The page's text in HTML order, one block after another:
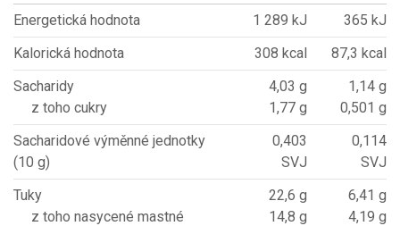
Energetická hodnota
1 289 kJ
365 kJ
Kalorická hodnota
308 kcal
87,3 kcal
Sacharidy
z toho cukry
4,03 g
1,77 g
1,14 g
0,501 g
Sacharidové výměnné jednotky
(10 g)
0,403
SVJ
0,114
SVJ
Tuky
z toho nasycené mastné
22,6 g
14,8 g
6,41 g
4,19 g